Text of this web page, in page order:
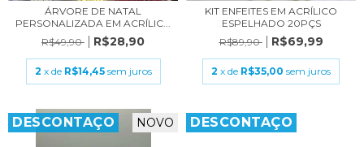
ÁRVORE DE NATAL
PERSONALIZADA EM ACRÍLIC...
R$49,90
R$28,90
2 x de R$14,45 sem juros
KIT ENFEITES EM ACRÍLICO
ESPELHADO 20PÇS
R$89,90
R$69,99
2 x de R$35,00 sem juros
DESCONTAÇO NOVO DESCONTAÇO